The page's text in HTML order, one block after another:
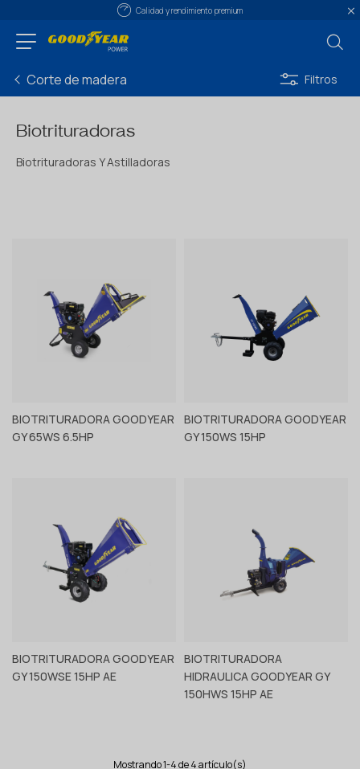
Calidad y rendimiento premium
Corte de madera Filtros
Biotrituradoras
Biotrituradoras Y Astilladoras
BIOTRITURADORA GOODYEAR
GY 65WS 6.5HP
BIOTRITURADORA GOODYEAR
GY 150WS 15HP
BIOTRITURADORA GOODYEAR
GY 150WSE 15HP AE
Ver producto
BIOTRITURADORA
HIDRAULICA GOODYEAR GY
150HWS 15HP AE
Mostrando 1-4 de 4 artículo(s)